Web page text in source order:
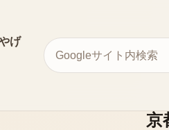
げ サイト内検索
京